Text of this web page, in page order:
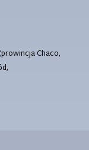
Chaco,